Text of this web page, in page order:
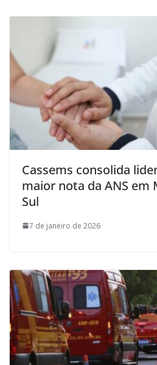
Cassems consolida
maior nota da ANS em
Sul
7 de janeiro de 2026